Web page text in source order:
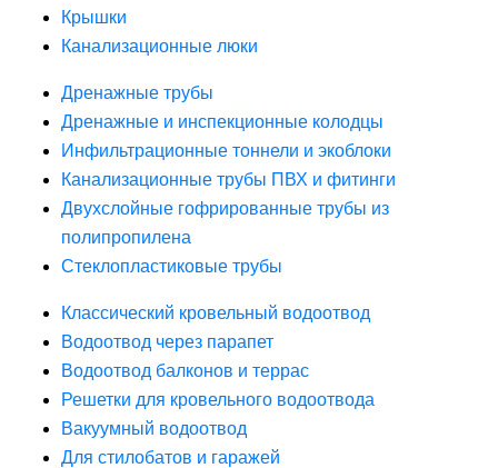
Крышки
Канализационные люки
Дренажные трубы
Дренажные и инспекционные колодцы
Инфильтрационные тоннели и экоблоки
Канализационные трубы ПВХ и фитинги
Двухслойные гофрированные трубы из
полипропилена
Стеклопластиковые трубы
Классический кровельный водоотвод
Водоотвод через парапет
Водоотвод балконов и террас
Решетки для кровельного водоотвода
Вакуумный водоотвод
Для стилобатов и гаражей